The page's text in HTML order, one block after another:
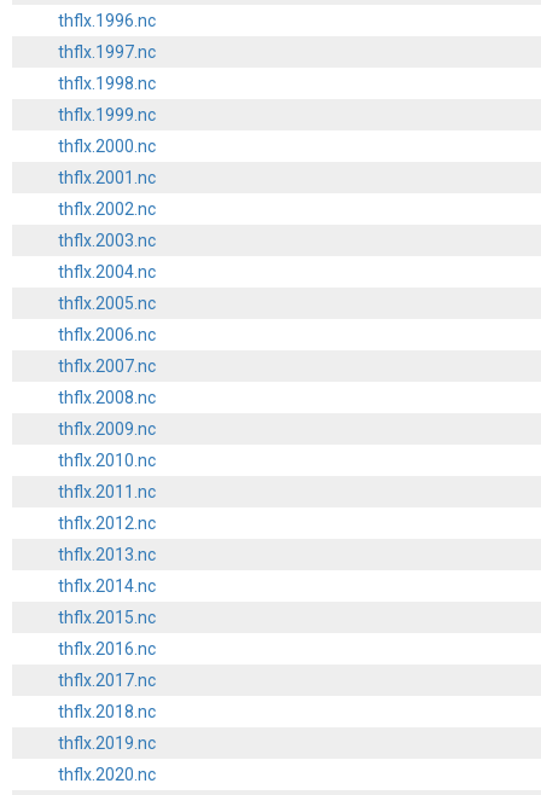
thflx.1996.nc
thflx.1997.nc
thflx.1998.nc
thflx.1999.nc
thflx.2000.nc
thflx.2001.nc
thflx.2002.nc
thflx.2003.nc
thflx.2004.nc
thflx.2005.nc
thflx.2006.nc
thflx.2007.nc
thflx.2008.nc
thflx.2009.nc
thflx.2010.nc
thflx.2011.nc
thflx.2012.nc
thflx.2013.nc
thflx.2014.nc
thflx.2015.nc
thflx.2016.nc
thflx.2017.nc
thflx.2018.nc
thflx.2019.nc
thflx.2020.nc